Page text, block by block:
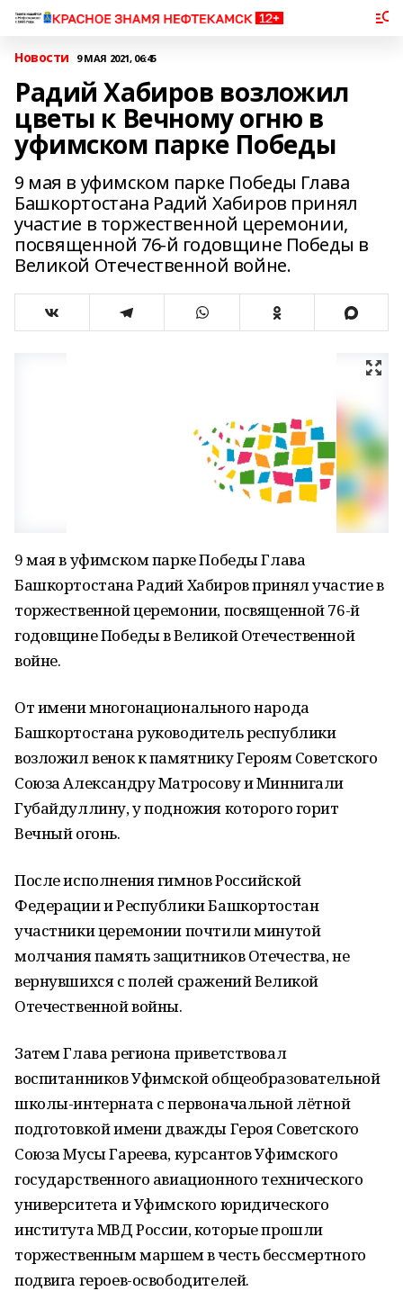
Новости 9 МАЯ 2021, 06:45
Радий Хабиров возложил
цветы к Вечному огню в
уфимском парке Победы
9 мая в уфимском парке Победы Глава
Башкортостана Радий Хабиров принял
участие в торжественной церемонии,
посвященной 76-й годовщине Победы в
Великой Отечественной войне.
9 мая в уфимском парке Победы Глава
Башкортостана Радий Хабиров принял участие в
торжественной церемонии, посвященной 76-й
годовщине Победы в Великой Отечественной
войне.
От имени многонационального народа
Башкортостана руководитель республики
возложил венок к памятнику Героям Советского
Союза Александру Матросову и Миннигали
Губайдуллину, у подножия которого горит
Вечный огонь.
После исполнения гимнов Российской
Федерации и Республики Башкортостан
участники церемонии почтили минутой
молчания память защитников Отечества, не
вернувшихся с полей сражений Великой
Отечественной войны.
Затем Глава региона приветствовал
воспитанников Уфимской общеобразовательной
школы-интерната с первоначальной лётной
подготовкой имени дважды Героя Советского
Союза Мусы Гареева, курсантов Уфимского
государственного авиационного технического
университета и Уфимского юридического
института МВД России, которые прошли
торжественным маршем в честь бессмертного
подвига героев-освободителей.